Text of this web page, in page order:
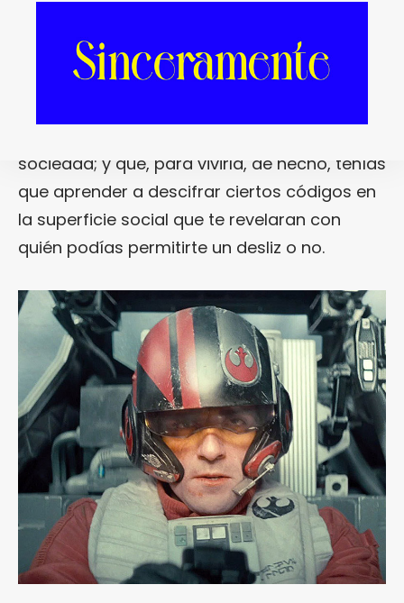
Orson Welles o con la «Gilda» deCharles
. A esto hay que sumar que la
sociedad; y que, para vivirla, de hecho, tenías
que aprender a descifrar ciertos códigos en
la superficie social que te revelaran con
quién podías permitirte un desliz o no.